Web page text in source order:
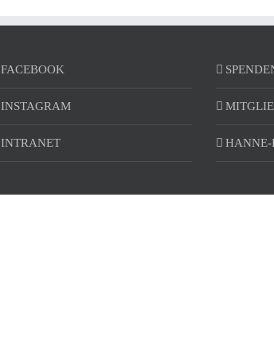
FACEBOOK
INSTAGRAM
INTRANET HANNE-